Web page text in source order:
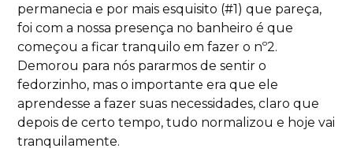
permanecia e por mais esquisito (#1) que pareça,
foi com a nossa presença no banheiro é que
começou a ficar tranquilo em fazer o nº2.
Demorou para nós pararmos de sentir o
fedorzinho, mas o importante era que ele
aprendesse a fazer suas necessidades, claro que
depois de certo tempo, tudo normalizou e hoje vai
tranquilamente.